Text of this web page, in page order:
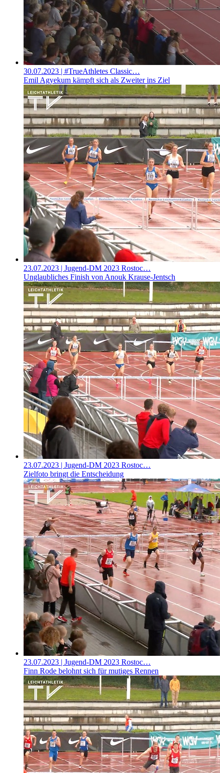
30.07.2023 | #TrueAthletes Classic…
Emil Agyekum kämpft sich als Zweiter ins Ziel
23.07.2023 | Jugend-DM 2023 Rostoc…
Unglaubliches Finish von Anouk Krause-Jentsch
23.07.2023 | Jugend-DM 2023 Rostoc…
Zielfoto bringt die Entscheidung
23.07.2023 | Jugend-DM 2023 Rostoc…
Finn Rode belohnt sich für mutiges Rennen